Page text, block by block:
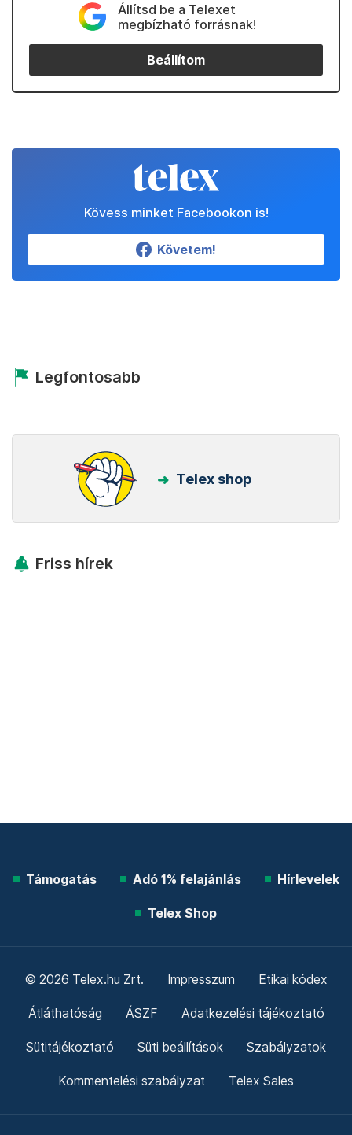
Állítsd be a Telexet
megbízható forrásnak!
Beállítom
Kövess minket Facebookon is!
Követem!
Legfontosabb
Telex shop
Friss hírek
Támogatás Adó 1% felajánlás Hírlevelek
Telex Shop
© 2026 Telex.hu Zrt. Impresszum Etikai kódex
Átláthatóság ÁSZF Adatkezelési tájékoztató
Sütitájékoztató Süti beállítások Szabályzatok
Kommentelési szabályzat Telex Sales